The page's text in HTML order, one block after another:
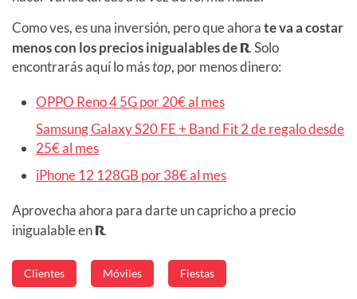
Como ves, es una inversión, pero que ahorate va a costar
menos con los precios inigualables deR. Solo
encontrarás aquí lo mástop, por menos dinero:
OPPO Reno 4 5G por 20€ al mes
Samsung Galaxy S20 FE + Band Fit 2 de regalo desde
25€ al mes
iPhone 12 128GB por 38€ al mes
Aprovecha ahora para darte un capricho a precio
inigualable enR.
Clientes Móviles Fiestas